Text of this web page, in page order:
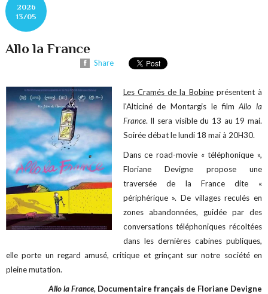
2026
13/05
Allo la France
Share
Les Cramés de la Bobineprésentent à
l'Alticiné de Montargis le filmAllo la
France. Il sera visible du 13 au 19 mai.
Soirée débat le lundi 18 mai à 20H30.
Dans ce road-movie « téléphonique »,
Floriane Devigne propose une
traversée de la France dite «
périphérique ». De villages reculés en
zones abandonnées, guidée par des
conversations téléphoniques récoltées
dans les dernières cabines publiques,
elle porte un regard amusé, critique et grinçant sur notre société en
pleine mutation.
Allo la France, Documentaire français de Floriane Devigne